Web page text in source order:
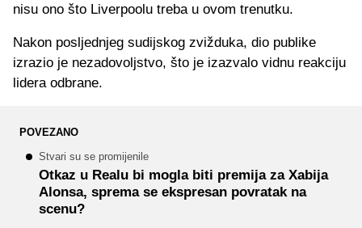
nisu ono što Liverpoolu treba u ovom trenutku.
Nakon posljednjeg sudijskog zvižduka, dio publike
izrazio je nezadovoljstvo, što je izazvalo vidnu reakciju
lidera odbrane.
POVEZANO
Stvari su se promijenile
Otkaz u Realu bi mogla biti premija za Xabija
Alonsa, sprema se ekspresan povratak na
scenu?